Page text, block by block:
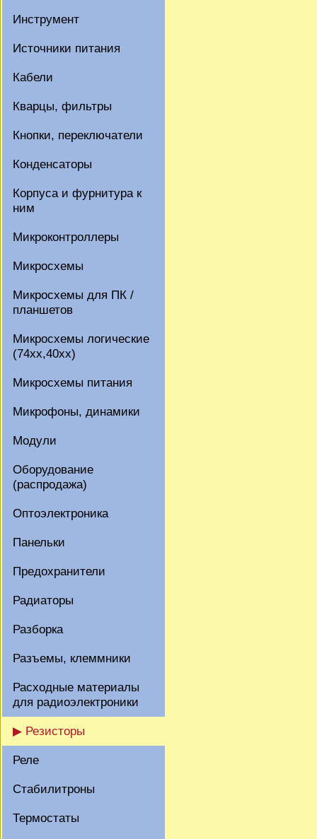
Инструмент
Источники питания
Кабели
Кварцы, фильтры
Кнопки, переключатели
Конденсаторы
Корпуса и фурнитура к
ним
Микроконтроллеры
Микросхемы
Микросхемы для ПК /
планшетов
Микросхемы логические
(74xx,40xx)
Микросхемы питания
Микрофоны, динамики
Модули
Оборудование
(распродажа)
Оптоэлектроника
Панельки
Предохранители
Радиаторы
Разборка
Разъемы, клеммники
Расходные материалы
для радиоэлектроники
▶ Резисторы
Реле
Стабилитроны
Термостаты